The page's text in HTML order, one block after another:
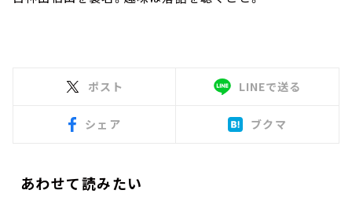
ポスト LINEで送る
シェア ブクマ
あわせて読みたい